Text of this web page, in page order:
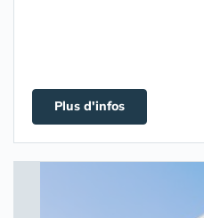
Plus d'infos